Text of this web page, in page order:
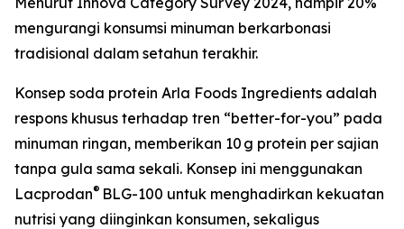
mengurangi konsumsi minuman berkarbonasi
tradisional dalam setahun terakhir.
Konsep soda protein Arla Foods Ingredients adalah
respons khusus terhadap tren “better-for-you” pada
minuman ringan, memberikan 10 g protein per sajian
tanpa gula sama sekali. Konsep ini menggunakan
Lacprodan® BLG-100 untuk menghadirkan kekuatan
nutrisi yang diinginkan konsumen, sekaligus